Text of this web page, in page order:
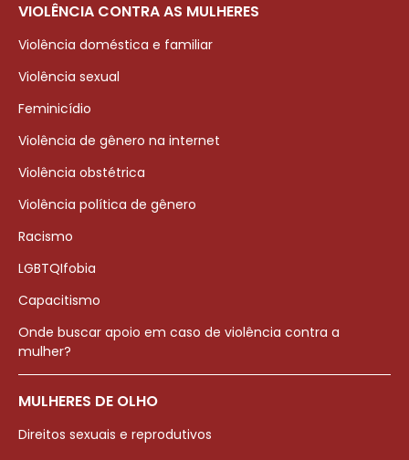
VIOLÊNCIA CONTRA AS MULHERES
Violência doméstica e familiar
Violência sexual
Feminicídio
Violência de gênero na internet
Violência obstétrica
Violência política de gênero
Racismo
LGBTQIfobia
Capacitismo
Onde buscar apoio em caso de violência contra a
mulher?
MULHERES DE OLHO
Direitos sexuais e reprodutivos